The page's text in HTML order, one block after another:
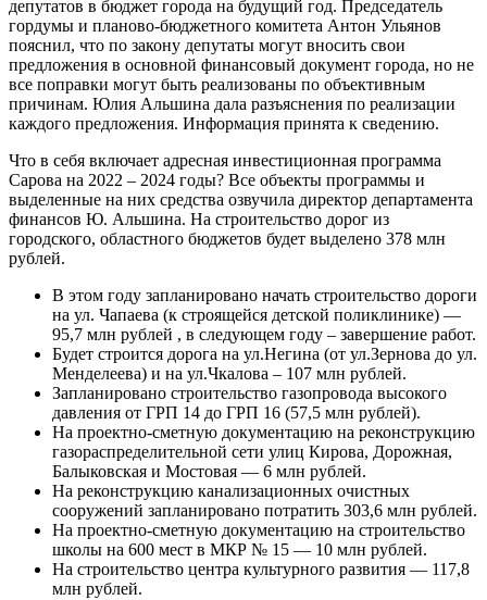
депутатов в бюджет города на будущий год. Председатель
гордумы и планово-бюджетного комитета Антон Ульянов
пояснил, что по закону депутаты могут вносить свои
предложения в основной финансовый документ города, но не
все поправки могут быть реализованы по объективным
причинам. Юлия Альшина дала разъяснения по реализации
каждого предложения. Информация принята к сведению.
Что в себя включает адресная инвестиционная программа
Сарова на 2022 – 2024 годы? Все объекты программы и
выделенные на них средства озвучила директор департамента
финансов Ю. Альшина. На строительство дорог из
городского, областного бюджетов будет выделено 378 млн
рублей.
В этом году запланировано начать строительство дороги
на ул. Чапаева (к строящейся детской поликлинике) —
95,7 млн рублей , в следующем году – завершение работ.
Будет строится дорога на ул.Негина (от ул.Зернова до ул.
Менделеева) и на ул.Чкалова – 107 млн рублей.
Запланировано строительство газопровода высокого
давления от ГРП 14 до ГРП 16 (57,5 млн рублей).
На проектно-сметную документацию на реконструкцию
газораспределительной сети улиц Кирова, Дорожная,
Балыковская и Мостовая — 6 млн рублей.
На реконструкцию канализационных очистных
сооружений запланировано потратить 303,6 млн рублей.
На проектно-сметную документацию на строительство
школы на 600 мест в МКР № 15 — 10 млн рублей.
На строительство центра культурного развития — 117,8
млн рублей.